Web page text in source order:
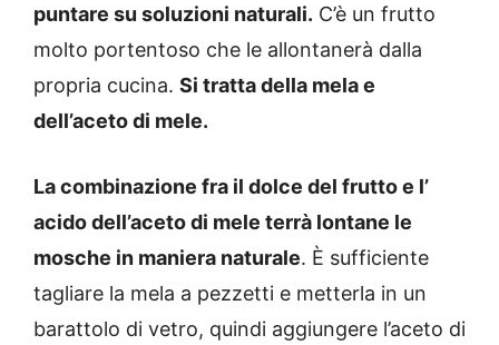
puntare su soluzioni naturali. C’è un frutto
molto portentoso che le allontanerà dalla
propria cucina. Si tratta della mela e
dell’aceto di mele.
La combinazione fra il dolce del frutto e l’
acido dell’aceto di mele terrà lontane le
mosche in maniera naturale. È sufficiente
tagliare la mela a pezzetti e metterla in un
barattolo di vetro, quindi aggiungere l’aceto di